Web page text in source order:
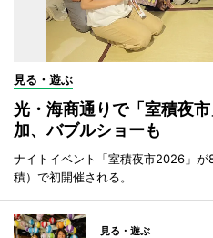
見る・遊ぶ
光・海商通りで「室積夜
加、バブルショーも
ナイトイベント「室積夜市2026」
積）で初開催される。
見る・遊ぶ